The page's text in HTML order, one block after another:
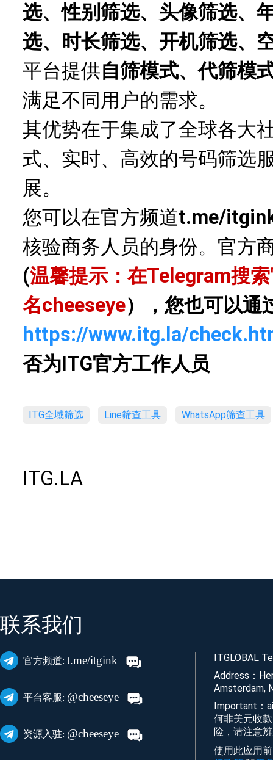
选、性别筛选、头像筛选、
选、时长筛选、开机筛选、
平台提供自筛模式、代筛模
满足不同用户的需求。
其优势在于集成了全球各大
式、实时、高效的号码筛选
展。
您可以在官方频道t.me/
核验商务人员的身份。官方
(温馨提示：在Telegram搜
名cheeseye），您也可以通
https://www.itg.la/
否为ITG官方工作人员
ITG全域筛选 Line筛查工具 WhatsApp筛查工具
ITG.LA
联系我们
官方频道: t.me/itgink
平台客服: @cheeseye
资源入驻: @cheeseye
ITGLOBAL
Address：
Amsterdam,
Important：
何非美元收
险，请注意
使用此应用